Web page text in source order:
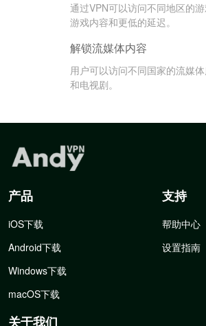
通过VPN可以访问不同地区的
游戏内容和更低的延迟。
解锁流媒体内容
用户可以访问不同国家的流媒
和电视剧。
产品
iOS下载
Android下载
Windows下载
macOS下载
支持
帮助中心
设置指南
关于我们